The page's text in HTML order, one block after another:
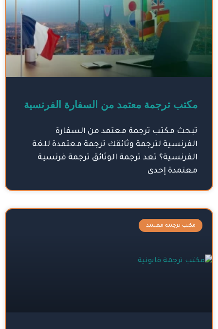
مكتب ترجمة معتمد من السفارة الفرنسية
تبحث مكتب ترجمة معتمد من السفارة
الفرنسية لترجمة وثائقك ترجمة معتمدة للغة
الفرنسية؟ تعد ترجمة الوثائق ترجمة فرنسية
معتمدة إحدى
مكتب ترجمة معتمد